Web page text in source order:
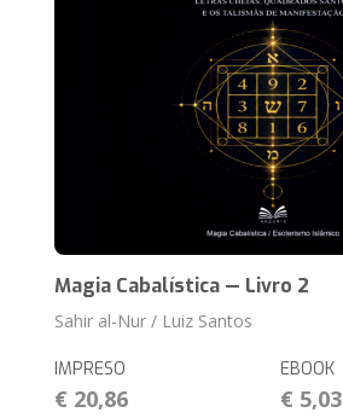
Magia Cabalística — Livro 2
Sahir al-Nur / Luiz Santos
IMPRESO
€ 20,86
EBOOK
€ 5,03